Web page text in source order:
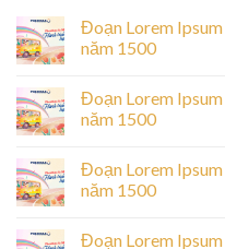
Đoạn Lorem
năm 1500
Đoạn Lorem
năm 1500
Đoạn Lorem
năm 1500
Đoạn Lorem